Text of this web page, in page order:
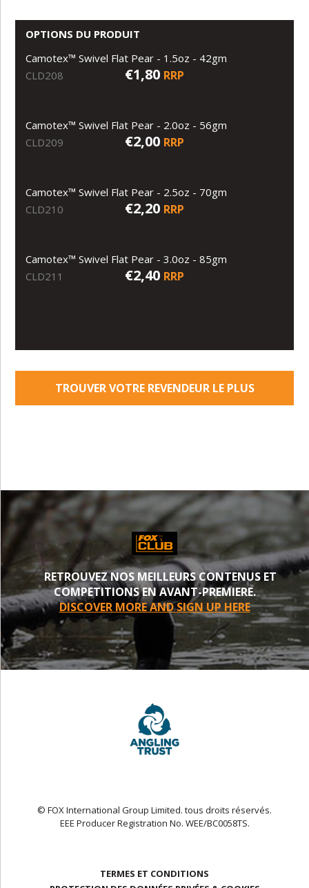
OPTIONS DU PRODUIT
Camotex™ Swivel Flat Pear - 1.5oz - 42gm
CLD208
€1,80 RRP
Camotex™ Swivel Flat Pear - 2.0oz - 56gm
CLD209
€2,00 RRP
Camotex™ Swivel Flat Pear - 2.5oz - 70gm
CLD210
€2,20 RRP
Camotex™ Swivel Flat Pear - 3.0oz - 85gm
CLD211
€2,40 RRP
TROUVER VOTRE REVENDEUR LE PLUS
RETROUVEZ NOS MEILLEURS CONTENUS ET
COMPETITIONS EN AVANT-PREMIERE.
DISCOVER MORE AND SIGN UP HERE
© FOX International Group Limited. tous droits réservés.
EEE Producer Registration No. WEE/BC0058TS.
TERMES ET CONDITIONS